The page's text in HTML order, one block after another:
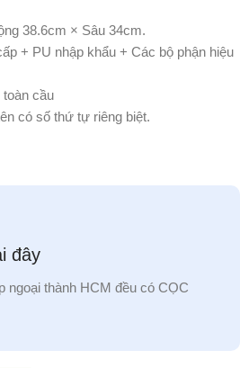
38.6cm × Sâu 34cm.
+ PU nhập khẩu + Các bộ phận hiệu
cầu
có số thứ tự riêng biệt.
đây
ngoại thành HCM đều có CỌC